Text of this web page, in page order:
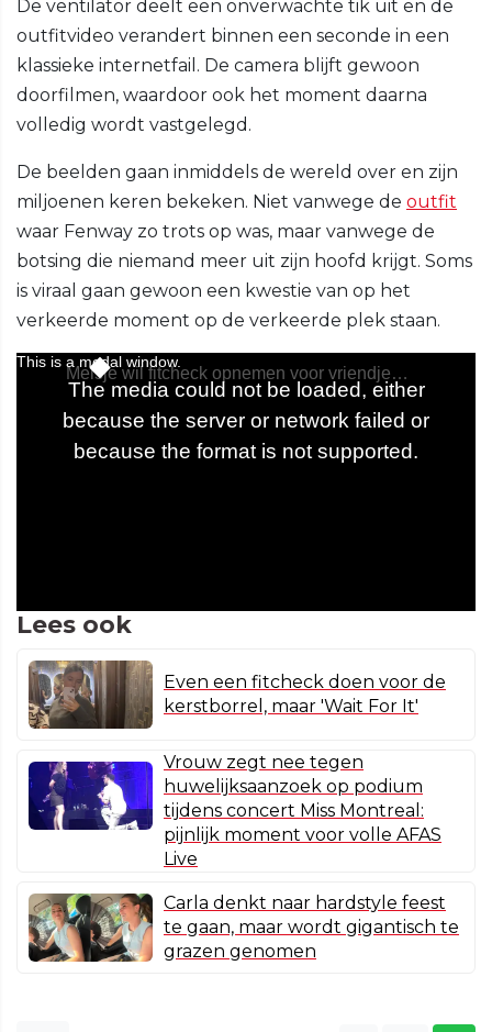
De ventilator deelt een onverwachte tik uit en de
outfitvideo verandert binnen een seconde in een
klassieke internetfail. De camera blijft gewoon
doorfilmen, waardoor ook het moment daarna
volledig wordt vastgelegd.
De beelden gaan inmiddels de wereld over en zijn
miljoenen keren bekeken. Niet vanwege de outfit
waar Fenway zo trots op was, maar vanwege de
botsing die niemand meer uit zijn hoofd krijgt. Soms
is viraal gaan gewoon een kwestie van op het
verkeerde moment op de verkeerde plek staan.
Lees ook
Even een fitcheck doen voor de
kerstborrel, maar 'Wait For It'
Vrouw zegt nee tegen
huwelijksaanzoek op podium
tijdens concert Miss Montreal:
pijnlijk moment voor volle AFAS
Live
Carla denkt naar hardstyle feest
te gaan, maar wordt gigantisch te
grazen genomen